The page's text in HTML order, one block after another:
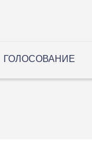
ГОЛОСОВАНИЕ